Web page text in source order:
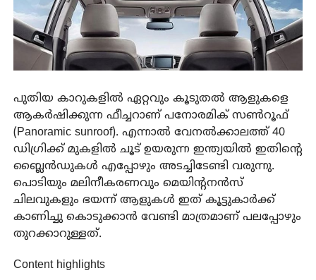
പുതിയ കാറുകളിൽ ഏറ്റവും കൂടുതൽ ആളുകളെ
ആകർഷിക്കുന്ന ഫീച്ചറാണ് പനോരമിക് സൺറൂഫ്
(Panoramic sunroof). എന്നാൽ വേനൽക്കാലത്ത് 40
ഡിഗ്രിക്ക് മുകളിൽ ചൂട് ഉയരുന്ന ഇന്ത്യയിൽ ഇതിന്റെ
ബ്ലൈൻഡുകൾ എപ്പോഴും അടച്ചിടേണ്ടി വരുന്നു.
പൊടിയും മലിനീകരണവും മെയിന്റനൻസ്
ചിലവുകളും ഭയന്ന് ആളുകൾ ഇത് കൂട്ടുകാർക്ക്
കാണിച്ചു കൊടുക്കാൻ വേണ്ടി മാത്രമാണ് പലപ്പോഴും
തുറക്കാറുള്ളത്.
Content highlights